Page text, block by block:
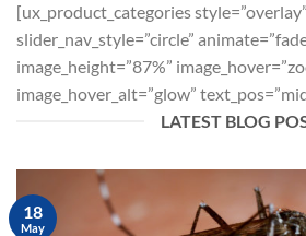
[ux_product_categories style=”overlay”
slider_nav_style=”circle”
image_height=”87%”
image_hover_alt=”glow”
LATEST BLOG
18
May